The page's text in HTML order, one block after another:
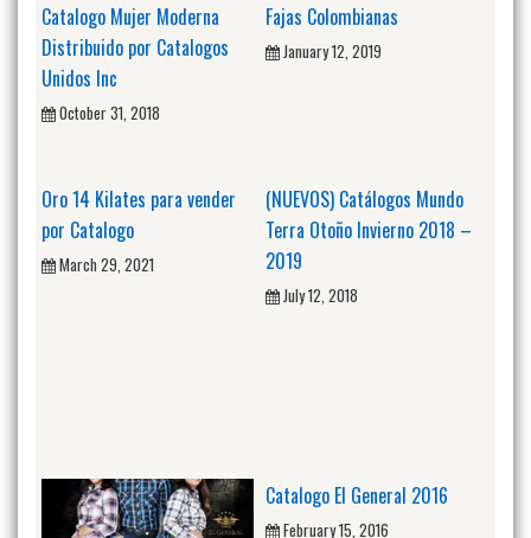
Catalogo Mujer Moderna
Distribuido por Catalogos
Unidos Inc
October 31, 2018
Fajas Colombianas
January 12, 2019
Oro 14 Kilates para vender
por Catalogo
March 29, 2021
(NUEVOS) Catálogos Mundo
Terra Otoño Invierno 2018 –
2019
July 12, 2018
Catalogo El General 2016
February 15, 2016